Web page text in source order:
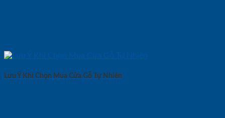
Lưu Ý Khi Chọn Mua Cửa Gỗ Tự Nhiên